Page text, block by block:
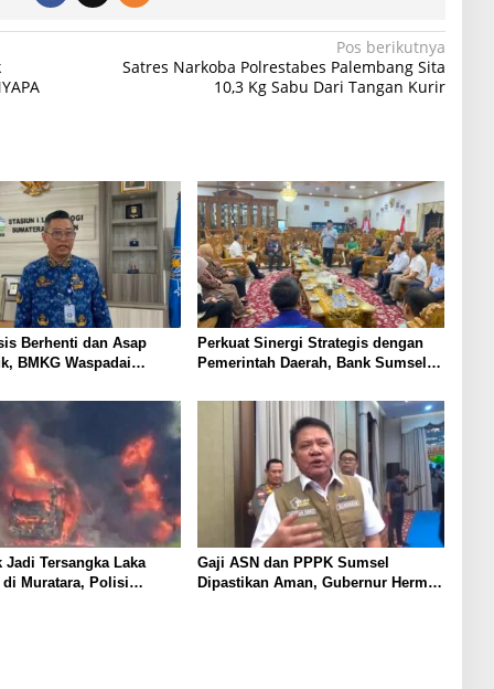
Pos berikutnya
Satres Narkoba Polrestabes Palembang Sita
10,3 Kg Sabu Dari Tangan Kurir
Berhenti dan Asap
BMKG Waspadai
Perkuat Sinergi Strategis dengan
Pemerintah Daerah, Bank Sumsel
Perekonomian Kabupaten Lahat
Jadi Tersangka Laka
di Muratara, Polisi
Gaji ASN dan PPPK Sumsel
Dipastikan Aman, Gubernur Herman